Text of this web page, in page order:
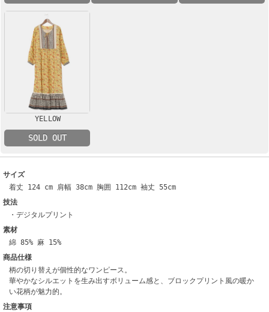
YELLOW
SOLD OUT
サイズ
着丈 124 cm 肩幅 38cm 胸囲 112cm 袖丈 55cm
技法
・デジタルプリント
素材
綿 85% 麻 15%
商品仕様
柄の切り替えが個性的なワンピース。
華やかなシルエットを生み出すボリューム感と、ブロックプリント風の暖か
い花柄が魅力的。
注意事項